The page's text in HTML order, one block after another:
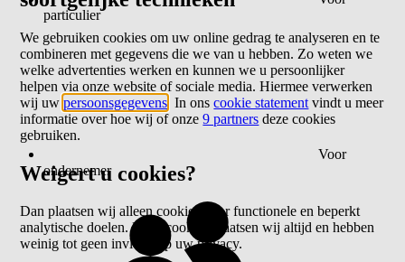
particulier
Voor
ondernemer
We gebruiken cookies om uw online gedrag te analyseren en te
combineren met gegevens die we van u hebben. Zo weten we
welke advertenties werken en kunnen we u persoonlijker
helpen via onze website of sociale media. Hiermee verwerken
wij uwpersoonsgegevens . In onscookie statement vindt u meer
informatie over hoe wij of onze9 partners deze cookies
gebruiken.
Weigert u cookies?
Dan plaatsen wij alleen cookies voor functionele en beperkt
analytische doelen. Deze cookies plaatsen wij altijd en hebben
weinig tot geen invloed op uw privacy.